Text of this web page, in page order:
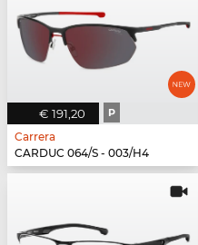
€ 191,20 P
Carrera
CARDUC 064/S - 003/H4